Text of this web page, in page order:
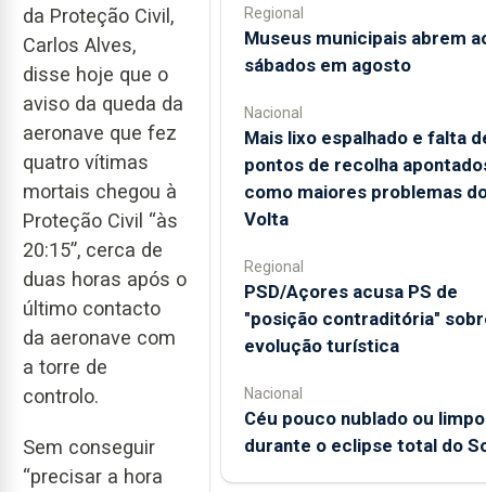
da Proteção Civil,
Carlos Alves,
disse hoje que o
aviso da queda da
aeronave que fez
quatro vítimas
mortais chegou à
Proteção Civil “às
20:15”, cerca de
duas horas após o
último contacto
da aeronave com
a torre de
controlo.
Sem conseguir
“precisar a hora
Regional
Museus municipais abrem
sábados em agosto
Nacional
Mais lixo espalhado e falta
pontos de recolha
como maiores problemas
Volta
Regional
PSD/Açores acusa PS de
"posição contraditória"
evolução turística
Nacional
Céu pouco nublado ou limpo
durante o eclipse total do